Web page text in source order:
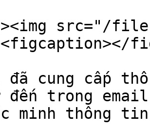
src="/
đã cung cấp
đến trong
minh thông